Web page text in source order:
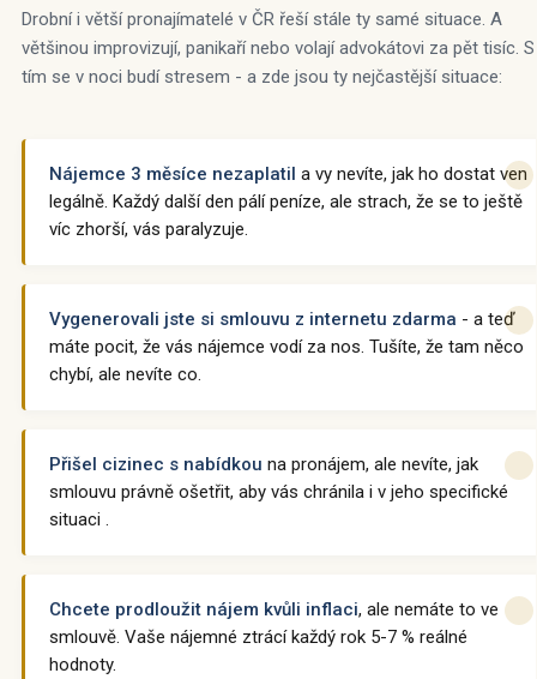
Drobní i větší pronajímatelé v ČR řeší stále ty samé situace. A
většinou improvizují, panikaří nebo volají advokátovi za pět tisíc. S
tím se v noci budí stresem - a zde jsou ty nejčastější situace:
Nájemce 3 měsíce nezaplatil a vy nevíte, jak ho dostat ven
legálně. Každý další den pálí peníze, ale strach, že se to ještě
víc zhorší, vás paralyzuje.
Vygenerovali jste si smlouvu z internetu zdarma - a teď
máte pocit, že vás nájemce vodí za nos. Tušíte, že tam něco
chybí, ale nevíte co.
Přišel cizinec s nabídkou na pronájem, ale nevíte, jak
smlouvu právně ošetřit, aby vás chránila i v jeho specifické
situaci .
Chcete prodloužit nájem kvůli inflaci, ale nemáte to ve
smlouvě. Vaše nájemné ztrácí každý rok 5-7 % reálné
hodnoty.